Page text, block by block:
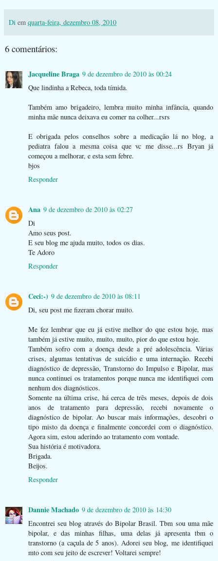
Di em quarta-feira, dezembro 08, 2010
6 comentários:
Jacqueline Braga 9 de dezembro de 2010 às 00:24
Que lindinha a Rebeca, toda tímida.
Também amo brigadeiro, lembra muito minha infância, quando
minha mãe nunca deixava eu comer na colher...rsrs
E obrigada pelos conselhos sobre a medicação lá no blog, a
pediatra falou a mesma coisa que vc me disse...rs Bryan já
começou a melhorar, e esta sem febre.
bjos
Responder
Ana 9 de dezembro de 2010 às 02:27
Di
Amo seus post.
E seu blog me ajuda muito, todos os dias.
Te Adoro
Responder
Ceci:-) 9 de dezembro de 2010 às 08:11
Di, seu post me fizeram chorar muito.
Me fez lembrar que eu já estive melhor do que estou hoje, mas
também já estive muito, muito, muito, pior do que estou hoje.
Também sofro com a doença desde a pré adolescência. Várias
crises, algumas tentativas de suicídio e uma internação. Recebi
diagnóstico de depressão, Transtorno do Impulso e Bipolar, mas
nunca continuei os tratamentos porque nunca me identifiquei com
nenhum dos diagnósticos.
Somente na última crise, há cerca de três meses, depois de dois
anos de tratamento para depressão, recebi novamente o
diagnóstico de bipolar. Ao buscar mais informações, descobri o
tipo misto da doença e finalmente concordei com o diagnóstico.
Agora sim, estou aderindo ao tratamento com vontade.
Sua história é motivadora.
Brigada.
Beijos.
Responder
Dannie Machado 9 de dezembro de 2010 às 14:30
Encontrei seu blog através do Bipolar Brasil. Tbm sou uma mãe
bipolar, e das minhas filhas, uma delas já apresenta tbm o
transtorno (a caçula de 5 anos). Adorei seu blog, me identifiquei
mto com seu jeito de escrever! Voltarei sempre!